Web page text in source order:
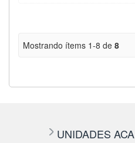
Mostrando ítems 1-8 de 8
UNIDADES